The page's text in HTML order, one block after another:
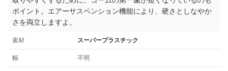
ポイント。エアーサスペンション機能により、硬さとしなやか
さを両立しますよ。
素材 スーパープラスチック
幅 不明